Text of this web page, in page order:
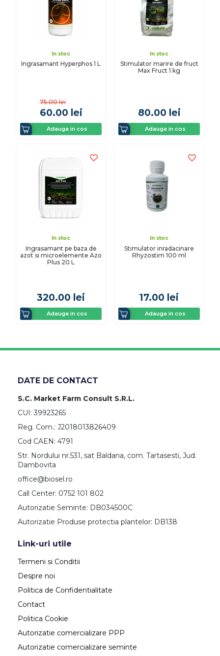
In stoc
Ingrasamant Hyperphos 1 L
75.00 lei
60.00 lei
Adauga in cos
In stoc
Stimulator marire de fruct
Max Fruct 1 kg
80.00 lei
Adauga in cos
In stoc
Ingrasamant pe baza de
azot si microelemente Azo
Plus 20 L
320.00 lei
Adauga in cos
In stoc
Stimulator inradacinare
Rhyzostim 100 ml
17.00 lei
Adauga in cos
DATE DE CONTACT
S.C. Market Farm Consult S.R.L.
CUI: 39923265
Reg. Com.: J2018013826409
Cod CAEN: 4791
Str. Nordului nr.531, sat Baldana, com. Tartasesti, Jud.
Dambovita
office@biosel.ro
Call Center: 0752 101 802
Autorizatie Seminte: DB034500C
Autorizatie Produse protectia plantelor: DB138
Link-uri utile
Termeni si Conditii
Despre noi
Politica de Confidentialitate
Contact
Politica Cookie
Autorizatie comercializare PPP
Autorizatie comercializare seminte